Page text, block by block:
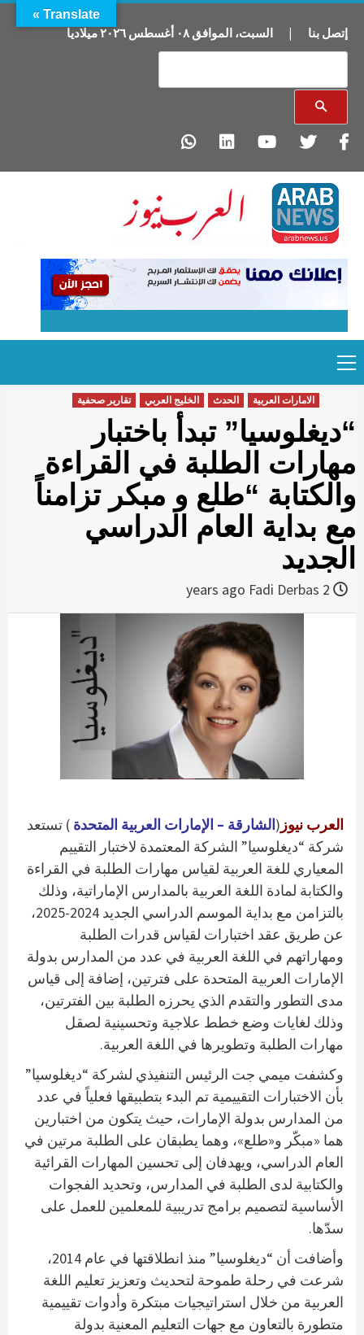
إتصل بنا | السبت، الموافق٠٨ أغسطس ٢٠٢٦ميلاديا
to
content
Menu
الامارات العربية الحدث الخليج العربي تقارير صحفية
“ديغلوسيا” تبدأ باختبار
مهارات الطلبة في القراءة
والكتابة “طلع و مبكر تزامناً
مع بداية العام الدراسي
الجديد
Fadi Derbas
العرب نيوز (الشارقة – الإمارات العربية المتحدة ) تستعد
شركة “ديغلوسيا” الشركة المعتمدة لاختبار التقييم
المعياري للغة العربية لقياس مهارات الطلبة في القراءة
والكتابة لمادة اللغة العربية بالمدارس الإماراتية، وذلك
بالتزامن مع بداية الموسم الدراسي الجديد 2024-2025،
عن طريق عقد اختبارات لقياس قدرات الطلبة
ومهاراتهم في اللغة العربية في عدد من المدارس بدولة
الإمارات العربية المتحدة على فترتين، إضافة إلى قياس
مدى التطور والتقدم الذي يحرزه الطلبة بين الفترتين،
وذلك لغايات وضع خطط علاجية وتحسينية لصقل
مهارات الطلبة وتطويرها في اللغة العربية.
وكشفت ميمي جت الرئيس التنفيذي لشركة “ديغلوسيا”
بأن الاختبارات التقييمية تم البدء بتطبيقها فعلياً في عدد
من المدارس بدولة الإمارات، حيث يتكون من اختبارين
هما «مبكّر و«طلع»، وهما يطبقان على الطلبة مرتين في
العام الدراسي، ويهدفان إلى تحسين المهارات القرائية
والكتابية لدى الطلبة في المدارس، وتحديد الفجوات
الأساسية لتصميم برامج تدريبية للمعلمين للعمل على
سدّها.
وأضافت أن “ديغلوسيا” منذ انطلاقتها في عام 2014،
شرعت في رحلة طموحة لتحديث وتعزيز تعليم اللغة
العربية من خلال استراتيجيات مبتكرة وأدوات تقييمية
متطورة بالتعاون مع جهات التعليم المعنية بدولة
Translate »